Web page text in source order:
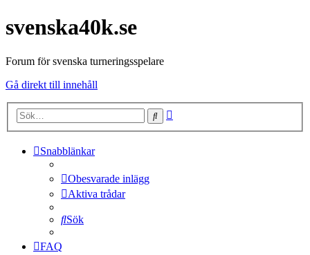
svenska40k.se
Forum för svenska turneringsspelare
Gå direkt till innehåll
Sök
Snabblänkar
Obesvarade inlägg
Aktiva trådar
Sök
FAQ